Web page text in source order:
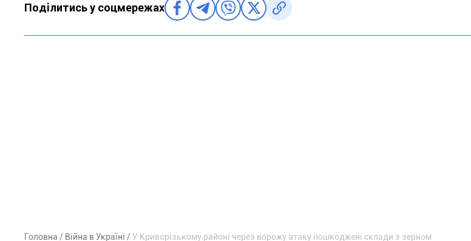
Поділитись у соцмережах
Головна Війна в Україні У Криворізькому районі через ворожу атаку пошкоджені склади з зерном